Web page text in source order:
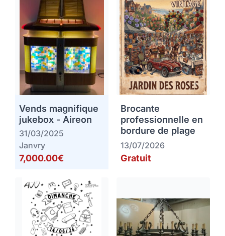
Vends magnifique
jukebox - Aireon
31/03/2025
Janvry
7,000.00€
Brocante
professionnelle en
bordure de plage
13/07/2026
Gratuit